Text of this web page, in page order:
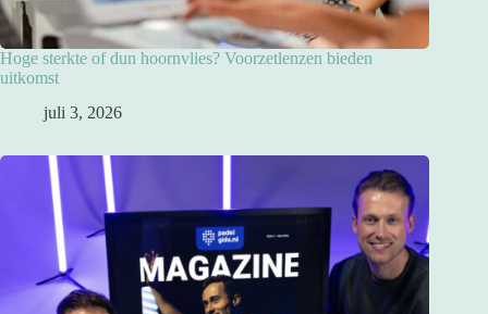
Hoge sterkte of dun hoornvlies? Voorzetlenzen bieden
uitkomst
juli 3, 2026